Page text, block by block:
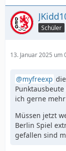
Schüler
13. Januar 2025 um
myfreexp
ich gerne
Müssen jetzt
Berlin Spiel
gefallen sind